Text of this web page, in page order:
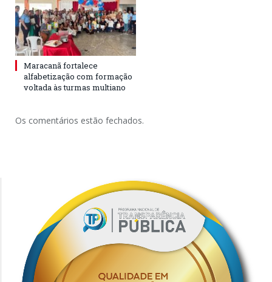
Maracanã fortalece
alfabetização com formação
voltada às turmas multiano
Os comentários estão fechados.